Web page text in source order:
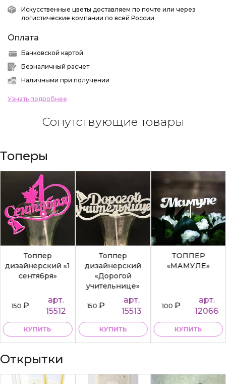
Искусственные цветы доставляем по почте или через
логистические компании по всей России
Оплата
Банковской картой
Безналичный расчет
Наличными при получении
Узнать подробнее
Сопутствующие товары
Топеры
Топпер
дизайнерский «1
сентября»
150₽
арт.
15512
КУПИТЬ
Топпер
дизайнерский
«Дорогой
учительнице»
150₽
арт.
15513
КУПИТЬ
ТОППЕР
«МАМУЛЕ»
100₽
арт.
12066
КУПИТЬ
Открытки